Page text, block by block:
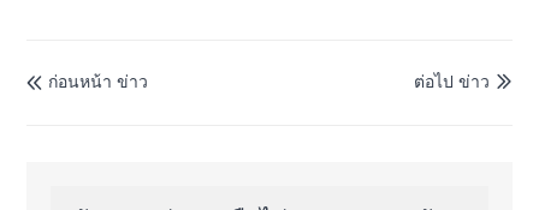
 ก่อนหน้า ข่าว 
ต่อไป ข่าว